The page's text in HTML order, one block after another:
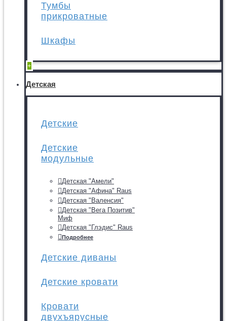
Тумбы
прикроватные
Шкафы
+
Детская
Детские
Детские
модульные
Детская "Амели"
Детская "Афина" Raus
Детская "Валенсия"
Детская "Вега Позитив"
Миф
Детская "Глэдис" Raus
Подробнее
Детские диваны
Детские кровати
Кровати
двухъярусные